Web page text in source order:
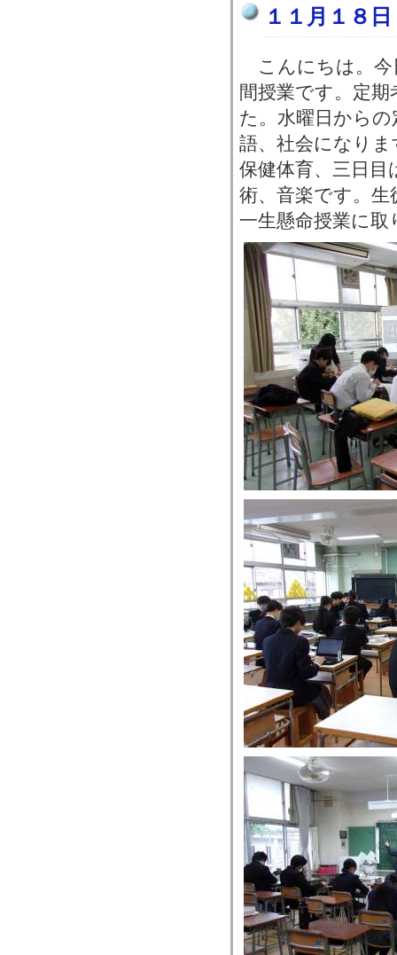
１１月１８
こんにちは。今
間授業です。定
た。水曜日から
語、社会になり
保健体育、三日目
術、音楽です。
一生懸命授業に